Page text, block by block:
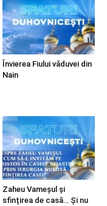
Învierea Fiului văduvei din
Nain
Zaheu Vameșul și
sfințirea de casă… Și nu